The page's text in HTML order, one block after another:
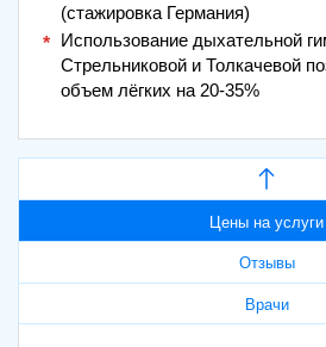
(стажировка Германия)
Использование дыхательной
Стрельниковой и Толкачевой
объем лёгких на 20-35%
Цены на услуги
Отзывы
Врачи